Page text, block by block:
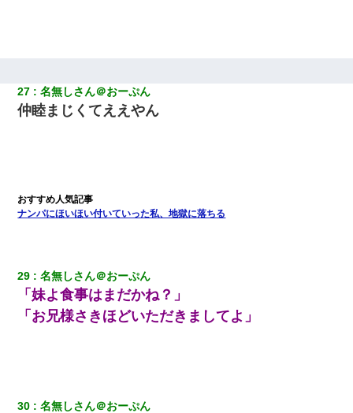
27 名無しさん＠おーぷん
仲睦まじくてええやん
ナンパにほいほい付いていった私、地獄に落ちる
29 名無しさん＠おーぷん
「妹よ食事はまだかね？」
「お兄様さきほどいただきましてよ」
30 名無しさん＠おーぷん